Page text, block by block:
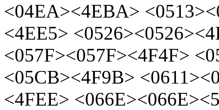
<04EA><4EBA>
<4EE5>
<057F><057F><4F4F>
<05CB><4F9B>
<4FEE>